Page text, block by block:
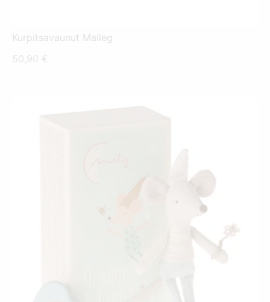
Kurpitsavaunut Maileg
50,90 €